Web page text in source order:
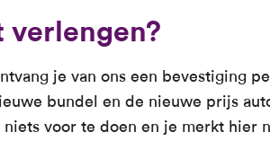
verlengen?
je van ons een bevestiging
bundel en de nieuwe prijs
voor te doen en je merkt hier